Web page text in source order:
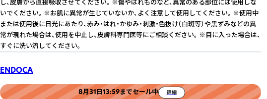
し、皮膚から直接吸収させてください。 ※傷やはれものなど、異常のある部位には使用しな
いでください。 ※お肌に異常が生じていないか、よく注意して使用してください。 ※使用中
または使用後に日光にあたり、赤み・はれ・かゆみ・刺激・色抜け（白斑等）や黒ずみなどの異
常が現れた場合は、使用を中止し、皮膚科専門医等にご相談ください。 ※目に入った場合は、
すぐに洗い流してください。
ENDOCA
8月31日13:59までセール中 詳細